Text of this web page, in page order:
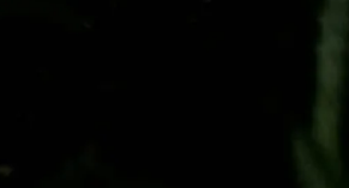
her